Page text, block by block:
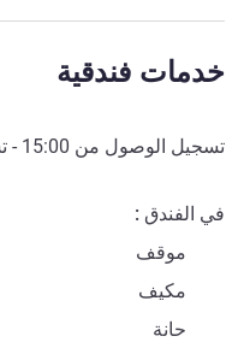
خدمات فندقية
تسجيل الوصول من 15:00
-
في الفندق
موقف
مكيف
حانة